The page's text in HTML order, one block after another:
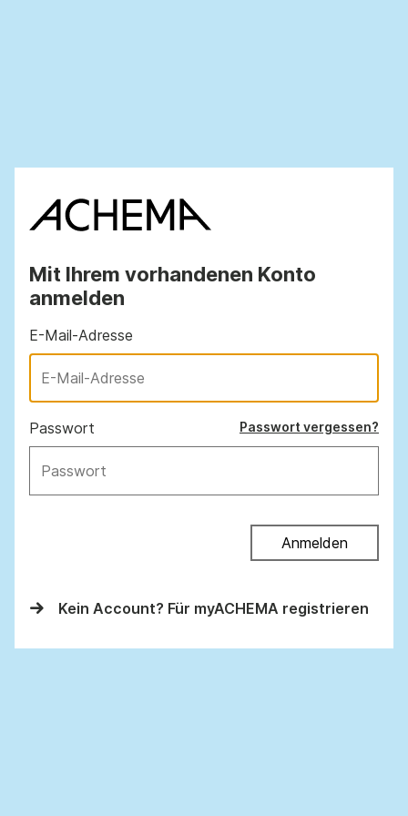
Mit Ihrem vorhandenen Konto
anmelden
E-Mail-Adresse
Passwort Passwort vergessen?
Anmelden
Kein Account? Für myACHEMA registrieren